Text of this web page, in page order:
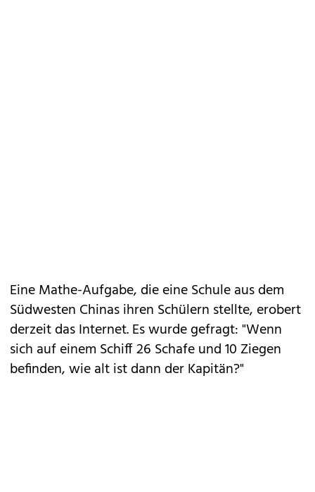
Eine Mathe-Aufgabe, die eine Schule aus dem
Südwesten Chinas ihren Schülern stellte, erobert
derzeit das Internet. Es wurde gefragt: "Wenn
sich auf einem Schiff 26 Schafe und 10 Ziegen
befinden, wie alt ist dann der Kapitän?"